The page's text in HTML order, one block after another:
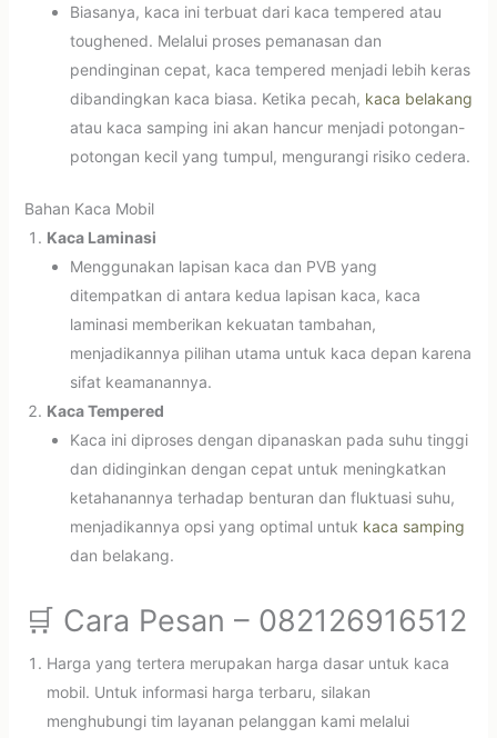
Biasanya, kaca ini terbuat dari kaca tempered atau
toughened. Melalui proses pemanasan dan
pendinginan cepat, kaca tempered menjadi lebih keras
dibandingkan kaca biasa. Ketika pecah, kaca belakang
atau kaca samping ini akan hancur menjadi potongan-
potongan kecil yang tumpul, mengurangi risiko cedera.
Bahan Kaca Mobil
Kaca Laminasi
Menggunakan lapisan kaca dan PVB yang
ditempatkan di antara kedua lapisan kaca, kaca
laminasi memberikan kekuatan tambahan,
menjadikannya pilihan utama untuk kaca depan karena
sifat keamanannya.
Kaca Tempered
Kaca ini diproses dengan dipanaskan pada suhu tinggi
dan didinginkan dengan cepat untuk meningkatkan
ketahanannya terhadap benturan dan fluktuasi suhu,
menjadikannya opsi yang optimal untuk kaca samping
dan belakang.
🛒 Cara Pesan – 082126916512
Harga yang tertera merupakan harga dasar untuk kaca
mobil. Untuk informasi harga terbaru, silakan
menghubungi tim layanan pelanggan kami melalui